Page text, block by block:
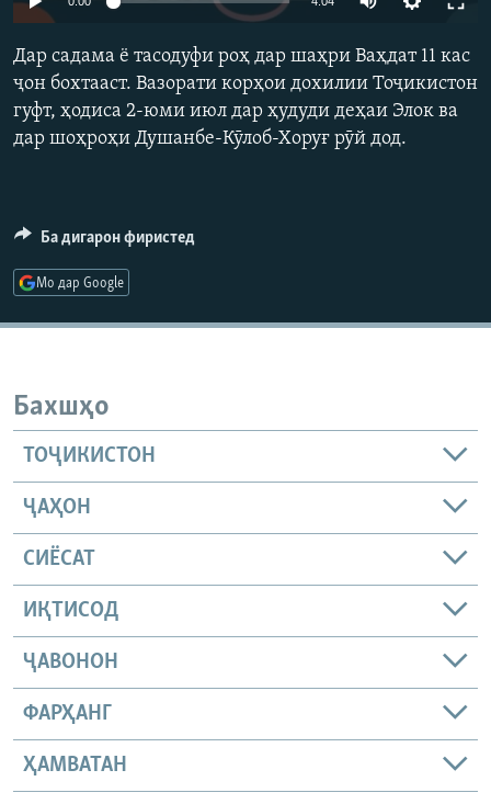
ГУЗОРИШҲОИ РАДИОӢ
ПАЙГИРӢ КУНЕД
Ҳамаи сомонаҳои RFE/RL
240p 360p 480p
480p
720p
Дар садама ё тасодуфи роҳ дар шаҳри Ваҳдат 11 кас
ҷон бохтааст. Вазорати корҳои дохилии Тоҷикистон
гуфт, ҳодиса 2-юми июл дар ҳудуди деҳаи Элок ва
дар шоҳроҳи Душанбе-Кӯлоб-Хоруғ рӯй дод.
Ба дигарон фиристед
Мо дар Google
Бахшҳо
ТОҶИКИСТОН
ҶАҲОН
СИЁСАТ
ИҚТИСОД
ҶАВОНОН
ФАРҲАНГ
ҲАМВАТАН